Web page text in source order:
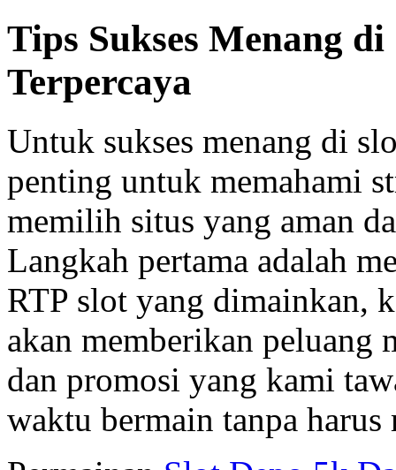
Tips Sukses Menang
Terpercaya
Untuk sukses menang di
penting untuk memahami
memilih situs yang aman
Langkah pertama adalah
RTP slot yang dimainkan,
akan memberikan peluang
dan promosi yang kami
waktu bermain tanpa